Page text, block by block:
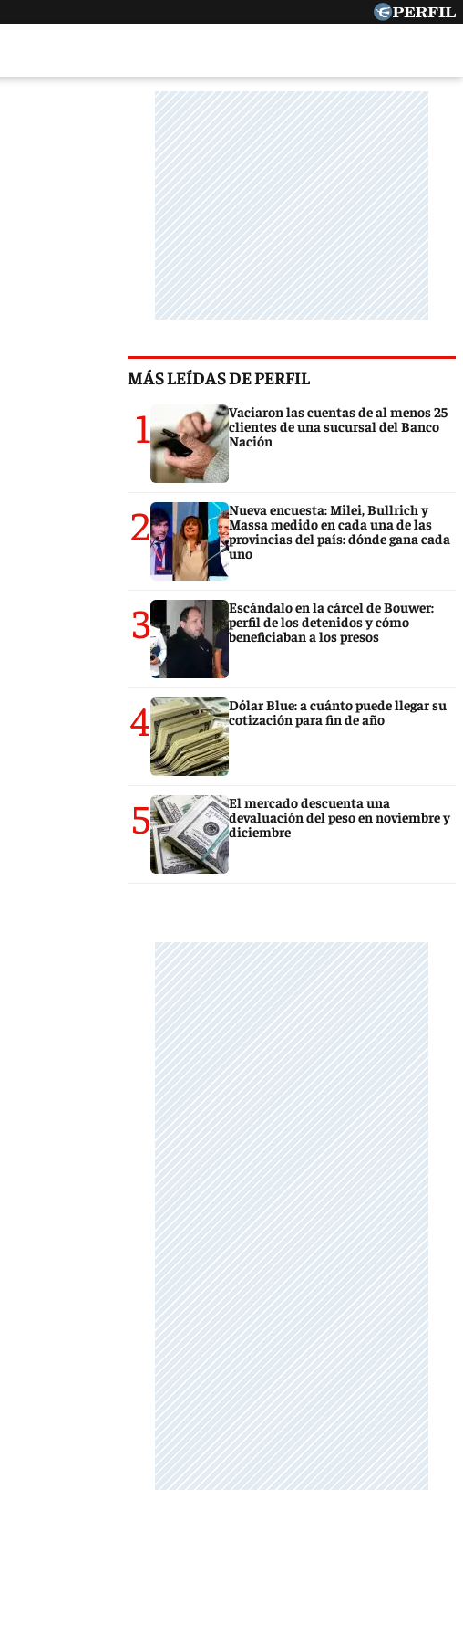
MÁS LEÍDAS DE PERFIL
1
Vaciaron las cuentas de al menos 25
clientes de una sucursal del Banco
Nación
2
Nueva encuesta: Milei, Bullrich y
Massa medido en cada una de las
provincias del país: dónde gana cada
uno
3
Escándalo en la cárcel de Bouwer:
perfil de los detenidos y cómo
beneficiaban a los presos
4
Dólar Blue: a cuánto puede llegar su
cotización para fin de año
5
El mercado descuenta una
devaluación del peso en noviembre y
diciembre